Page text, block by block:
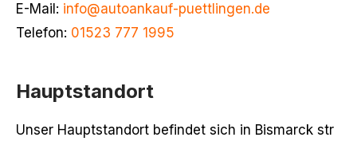
E-Mail: info@autoankauf-puettlingen.de
Telefon: 01523 777 1995
Hauptstandort
Unser Hauptstandort befindet sich in Bismarck str